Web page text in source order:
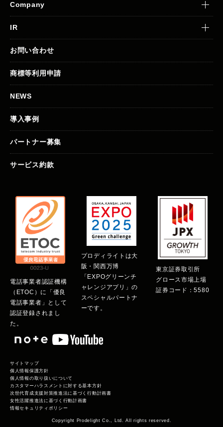
Company
IR
お問い合わせ
商標等利用申請
NEWS
導入事例
パートナー募集
サービス約款
電話事業者認証機構
（ETOC）に「優良
電話事業者」として
認証登録されまし
た。
プロディライトは大
阪・関西万博
「EXPOグリーンチ
ャレンジアプリ」の
スペシャルパートナ
ーです。
東京証券取引所
グロース市場上場
証券コード：5580
サイトマップ
個人情報保護方針
個人情報の取り扱いについて
カスタマーハラスメントに対する基本方針
次世代育成支援対策推進法に基づく行動計画書
女性活躍推進法に基づく行動計画書
情報セキュリティポリシー
Copyright Prodelight Co., Ltd. All rights reserved.